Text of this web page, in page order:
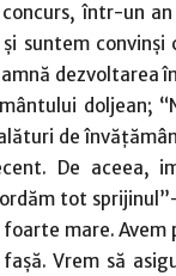
într-un
suntem convinşi
dezvoltarea
doljean;
de
De aceea,
tot
mare.
Vrem să